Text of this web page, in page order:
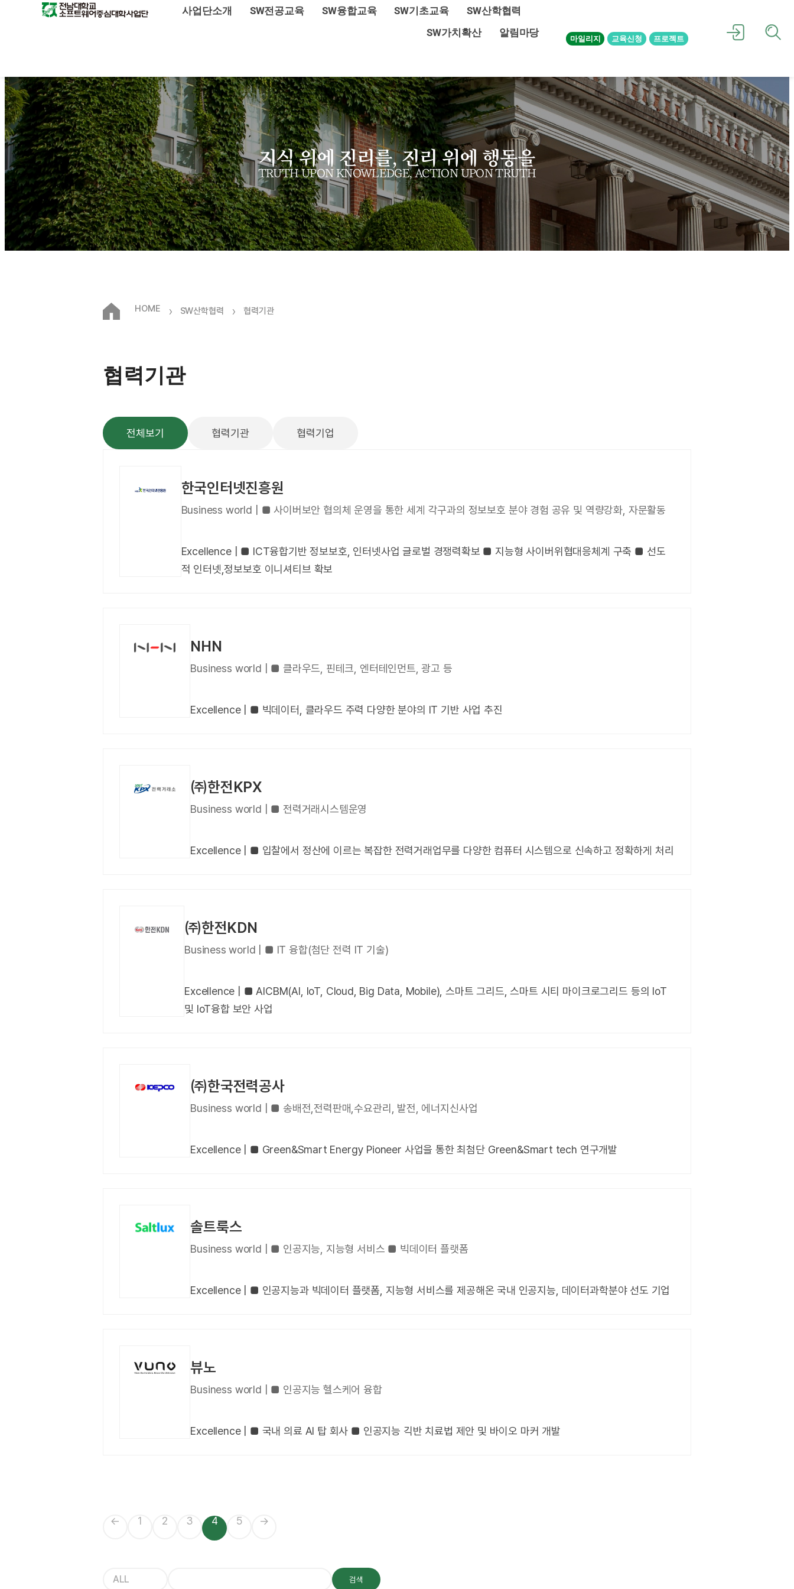
사업단소개 SW전공교육 SW융합교육 SW기초교육
SW산학협력
SW가치확산
알림마당 마일리지 교육신청 프로젝트
지식 위에 진리를, 진리 위에 행동을
TRUTH UPON KNOWLEDGE, ACTION UPON TRUTH
HOME › SW산학협력 › 협력기관
협력기관
전체보기 협력기관 협력기업
한국인터넷진흥원
Business world | ■ 사이버보안 협의체 운영을 통한 세계 각구과의 정보보호 분야 경험 공유 및 역량강화, 자문활동
Excellence | ■ ICT융합기반 정보보호, 인터넷사업 글로벌 경쟁력확보 ■ 지능형 사이버위협대응체계 구축 ■ 선도
적 인터넷,정보보호 이니셔티브 확보
NHN
Business world | ■ 클라우드, 핀테크, 엔터테인먼트, 광고 등
Excellence | ■ 빅데이터, 클라우드 주력 다양한 분야의 IT 기반 사업 추진
㈜한전KPX
Business world | ■ 전력거래시스템운영
Excellence | ■ 입찰에서 정산에 이르는 복잡한 전력거래업무를 다양한 컴퓨터 시스템으로 신속하고 정확하게 처리
㈜한전KDN
Business world | ■ IT 융합(첨단 전력 IT 기술)
Excellence | ■ AICBM(AI, IoT, Cloud, Big Data, Mobile), 스마트 그리드, 스마트 시티 마이크로그리드 등의 IoT
및 IoT융합 보안 사업
㈜한국전력공사
Business world | ■ 송배전,전력판매,수요관리, 발전, 에너지신사업
Excellence | ■ Green&Smart Energy Pioneer 사업을 통한 최첨단 Green&Smart tech 연구개발
솔트룩스
Business world | ■ 인공지능, 지능형 서비스 ■ 빅데이터 플랫폼
Excellence | ■ 인공지능과 빅데이터 플랫폼, 지능형 서비스를 제공해온 국내 인공지능, 데이터과학분야 선도 기업
뷰노
Business world | ■ 인공지능 헬스케어 융합
Excellence | ■ 국내 의료 AI 탑 회사 ■ 인공지능 긱반 치료법 제안 및 바이오 마커 개발
← 1 2 3 4 5 →